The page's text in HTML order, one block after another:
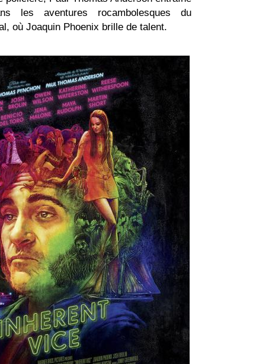
les aventures rocambolesques du
où Joaquin Phoenix brille de talent.